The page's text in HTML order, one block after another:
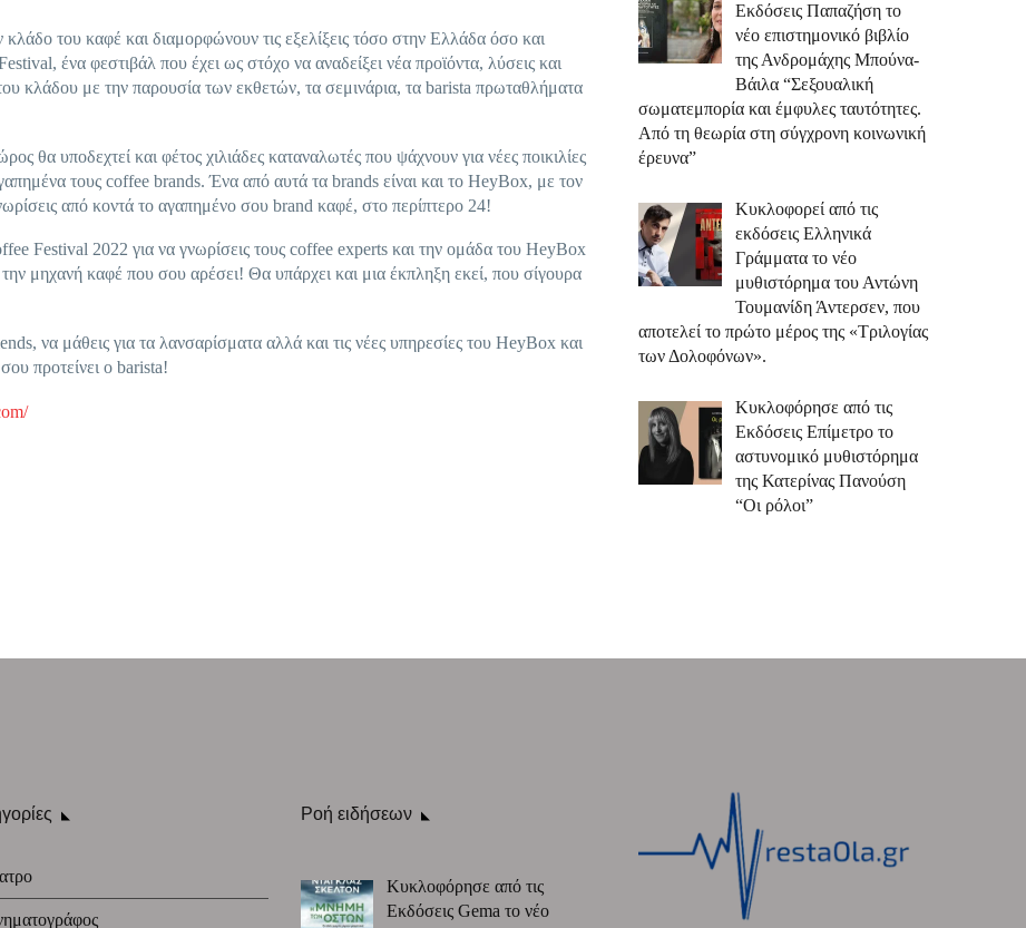
κλάδο του καφέ και διαμορφώνουν τις εξελίξεις τόσο στην Ελλάδα όσο και
ένα φεστιβάλ που έχει ως στόχο να αναδείξει νέα προϊόντα, λύσεις και
κλάδου με την παρουσία των εκθετών, τα σεμινάρια, τα barista πρωταθλήματα
θα υποδεχτεί και φέτος χιλιάδες καταναλωτές που ψάχνουν για νέες ποικιλίες
τους coffee brands. Ένα από αυτά τα brands είναι και το HeyBox, με τον
από κοντά το αγαπημένο σου brand καφέ, στο περίπτερο 24!
Festival 2022 για να γνωρίσεις τους coffee experts και την ομάδα του HeyBox
μηχανή καφέ που σου αρέσει! Θα υπάρχει και μια έκπληξη εκεί, που σίγουρα
να μάθεις για τα λανσαρίσματα αλλά και τις νέες υπηρεσίες του HeyBox και
προτείνει ο barista!
Εκδόσεις Παπαζήση το
νέο επιστημονικό βιβλίο
της Ανδρομάχης Μπούνα-
Βάιλα “Σεξουαλική
σωματεμπορία και έμφυλες ταυτότητες.
Από τη θεωρία στη σύγχρονη κοινωνική
έρευνα”
Κυκλοφορεί από τις
εκδόσεις Ελληνικά
Γράμματα το νέο
μυθιστόρημα του Αντώνη
Τουμανίδη Άντερσεν, που
αποτελεί το πρώτο μέρος της «Τριλογίας
των Δολοφόνων».
Κυκλοφόρησε από τις
Εκδόσεις Επίμετρο το
αστυνομικό μυθιστόρημα
της Κατερίνας Πανούση
“Οι ρόλοι”
Ροή ειδήσεων
Κυκλοφόρησε από τις
Εκδόσεις Gema το νέο